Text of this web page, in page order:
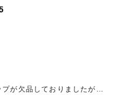
が欠品しておりましたが、